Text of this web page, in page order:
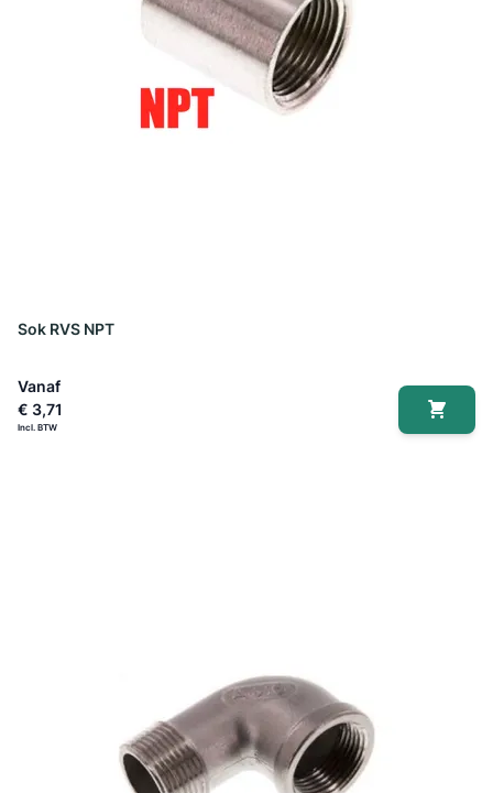
Sok RVS NPT
Vanaf
€ 3,71